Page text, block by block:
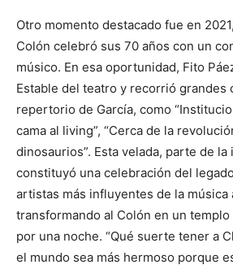
Otro momento destacado fue en
Colón celebró sus 70 años con un
músico. En esa oportunidad, Fito
Estable del teatro y recorrió grandes
repertorio de García, como
cama al living”, “Cerca de la
dinosaurios”. Esta velada, parte de la
constituyó una celebración del
artistas más influyentes de la música
transformando al Colón en un
por una noche. “Qué suerte tener a
el mundo sea más hermoso porque